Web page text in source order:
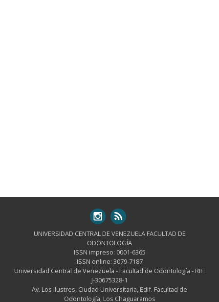
UNIVERSIDAD CENTRAL DE VENEZUELA FACULTAD DE
ODONTOLOGÍA
ISSN impreso: 0001-6365
ISSN online: 3079-7187
Universidad Central de Venezuela - Facultad de Odontología - RIF:
J-30675328-1
Av. Los Ilustres, Ciudad Universitaria, Edif. Facultad de
Odontología, Los Chaguaramos